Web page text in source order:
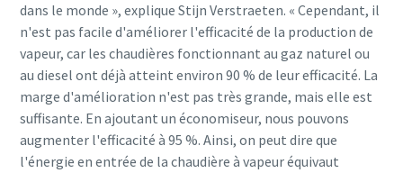
dans le monde », explique Stijn Verstraeten. « Cependant, il
n'est pas facile d'améliorer l'efficacité de la production de
vapeur, car les chaudières fonctionnant au gaz naturel ou
au diesel ont déjà atteint environ 90 % de leur efficacité. La
marge d'amélioration n'est pas très grande, mais elle est
suffisante. En ajoutant un économiseur, nous pouvons
augmenter l'efficacité à 95 %. Ainsi, on peut dire que
l'énergie en entrée de la chaudière à vapeur équivaut